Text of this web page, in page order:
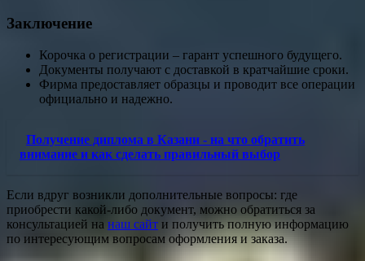
Заключение
Корочка о регистрации – гарант успешного будущего.
Документы получают с доставкой в кратчайшие сроки.
Фирма предоставляет образцы и проводит все операции
официально и надежно.
Получение диплома в Казани - на что обратить
внимание и как сделать правильный выбор
Если вдруг возникли дополнительные вопросы: где
приобрести какой-либо документ, можно обратиться за
консультацией на наш сайт и получить полную информацию
по интересующим вопросам оформления и заказа.